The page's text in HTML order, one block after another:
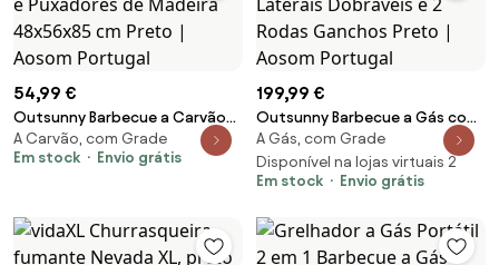
54,99 €
Outsunny Barbecue a Carvão
Portátil com Rodas Tampa e
Tigela Esmaltadas e Puxadores
A Carvão, com Grade
Em stock
Envio grátis
199,99 €
Outsunny Barbecue a Gás com
3 Queimadores 9 kW
Termómetro Mesas Laterais
Dobráveis e 2 Rodas Ganchos
A Gás, com Grade
Disponível na lojas virtuais 2
Em stock
Envio grátis